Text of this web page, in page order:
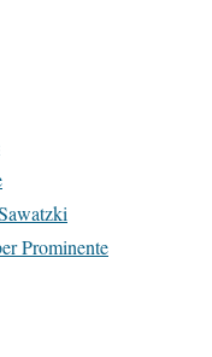
Prominente